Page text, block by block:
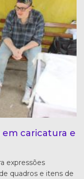
em caricatura e
expressões
quadros e itens de